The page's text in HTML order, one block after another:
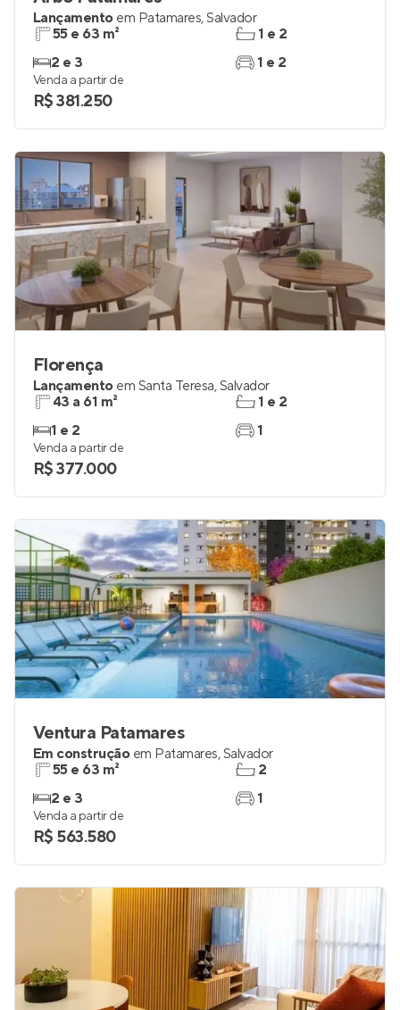
Lançamento em Patamares,Salvador
55 e 63 m²
2 e 3
1 e 2
1 e 2
Venda a partir de
R$ 381.250
Florença
Lançamento em Santa Teresa,Salvador
43 a 61 m²
1 e 2
1 e 2
1
Venda a partir de
R$ 377.000
Ventura Patamares
Em construção em Patamares,Salvador
55 e 63 m²
2 e 3
2
1
Venda a partir de
R$ 563.580